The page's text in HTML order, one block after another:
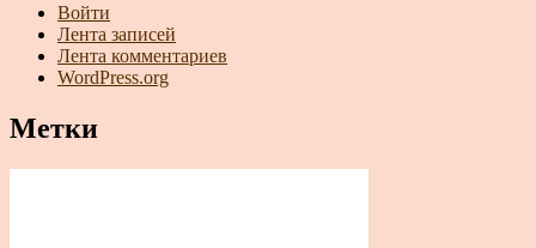
Войти
Лента записей
Лента комментариев
WordPress.org
Метки